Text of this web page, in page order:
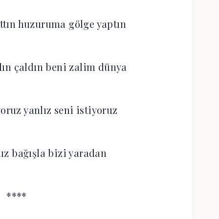
huzuruma gölge yaptın
çaldın beni zalim dünya
yanlız seni istiyoruz
bağışla bizi yaradan
****